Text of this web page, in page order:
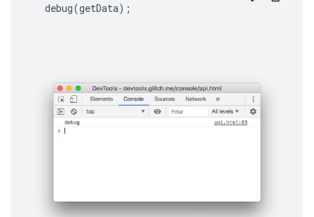
debug(getData);